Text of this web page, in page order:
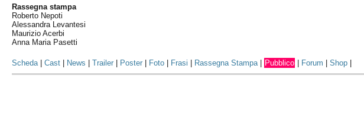
Rassegna stampa
Roberto Nepoti
Alessandra Levantesi
Maurizio Acerbi
Anna Maria Pasetti
Scheda|Cast News |Trailer Poster Foto Frasi Rassegna Stampa| Pubblico Forum |Shop